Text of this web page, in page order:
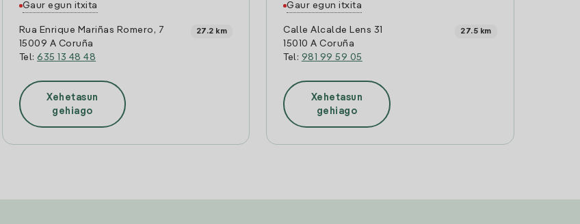
Gaur egun itxita
Rua Enrique Mariñas Romero, 7
15009 A Coruña
Tel:635 13 48 48
27.2 km
Xehetasun
gehiago
Gaur egun itxita
Calle Alcalde Lens 31
15010 A Coruña
Tel: 981 99 59 05
27.5 km
Xehetasun
gehiago